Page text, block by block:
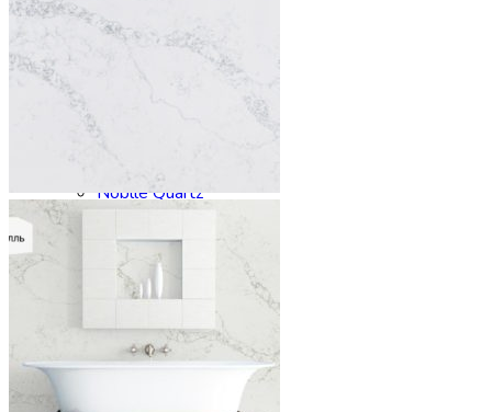
Belenco
Caesarstone
Etna Quartz
Noblle Quartz
Silestone
Smartquartz
Staron
Symphony
Technistone